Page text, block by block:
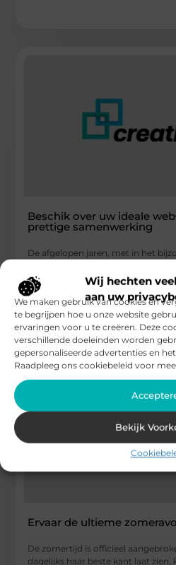
Wij hechten
aan uw
We maken gebruik van cookies en
te begrijpen hoe u onze website
ervaringen voor u te creëren. Deze
verschillende doeleinden worden
gepersonaliseerde advertenties en
Raadpleeg ons cookiebeleid voor
Bekijk
Beschik over uw ideale
prettige samenwerking
De afgelopen jaren, met in het
ooit.
...
Health / Alternative
Ervaar de ultieme
De zomertijd is officieel
dagelijks haar beste kant laat